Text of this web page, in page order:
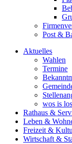
Post &
Aktuelles
Wahlen
Termine
wos is
Rathaus &
Leben &
Freizeit &
Wirtschaft &